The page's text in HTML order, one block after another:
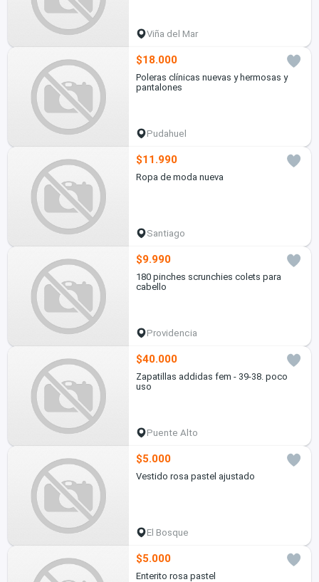
Viña del Mar
$18.000
Poleras clínicas nuevas y hermosas y
pantalones
Pudahuel
$11.990
Ropa de moda nueva
Santiago
$9.990
180 pinches scrunchies colets para
cabello
Providencia
$40.000
Zapatillas addidas fem - 39-38. poco
uso
Puente Alto
$5.000
Vestido rosa pastel ajustado
El Bosque
$5.000
Enterito rosa pastel